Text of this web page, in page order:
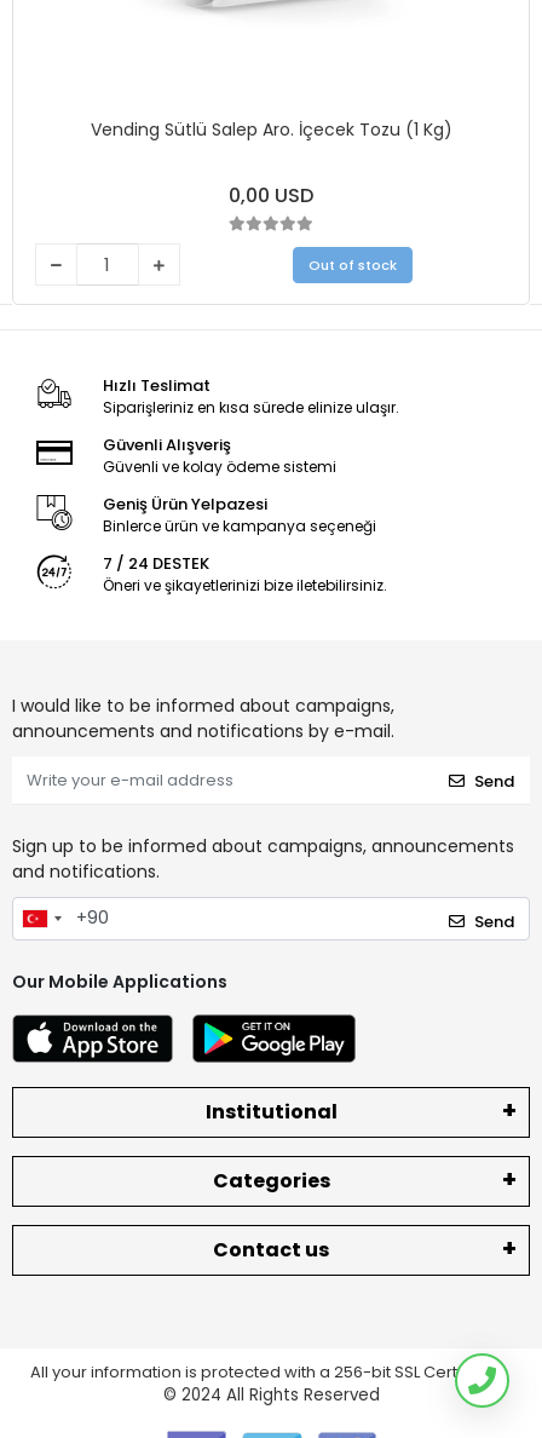
Vending Sütlü Salep Aro. İçecek Tozu (1 Kg)
0,00 USD
Out of stock
Hızlı Teslimat
Siparişleriniz en kısa sürede elinize ulaşır.
Güvenli Alışveriş
Güvenli ve kolay ödeme sistemi
Geniş Ürün Yelpazesi
Binlerce ürün ve kampanya seçeneği
7 / 24 DESTEK
Öneri ve şikayetlerinizi bize iletebilirsiniz.
I would like to be informed about campaigns,
announcements and notifications by e-mail.
Send
Sign up to be informed about campaigns, announcements
and notifications.
Send
Our Mobile Applications
Institutional
Categories
Contact us
All your information is protected with a 256-bit SSL Certificate.
© 2024 All Rights Reserved